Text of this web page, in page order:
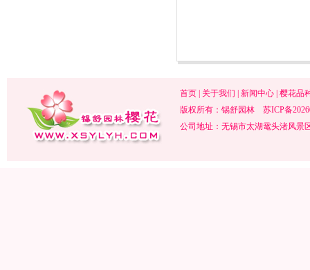
首页 关于我们 新闻中心 樱花品
版权所有：锡舒园林 苏ICP备
公司地址：无锡市太湖鼋头渚风景